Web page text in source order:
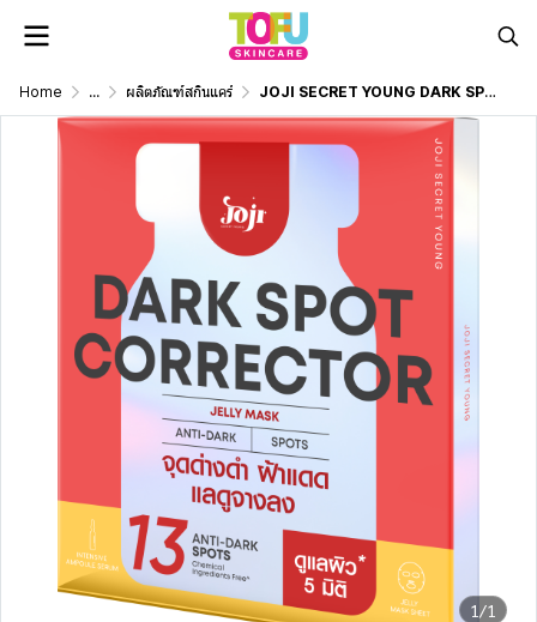
Home ... ผลิตภัณฑ์สกินแคร์ JOJI SECRET YOUNG DARK SPOT CORRECTOR JELLY MASK
1/1